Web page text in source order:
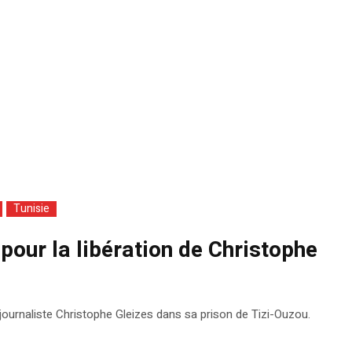
Tunisie
la libération de Christophe
Christophe Gleizes dans sa prison de Tizi-Ouzou.